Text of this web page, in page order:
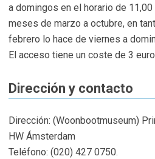
a domingos en el horario de
meses de marzo a octubre, en
febrero lo hace de viernes a
El acceso tiene un coste de 3
Dirección y contacto
Dirección: (Woonbootmuseum)
HW Ámsterdam
Teléfono: (020) 427 0750.